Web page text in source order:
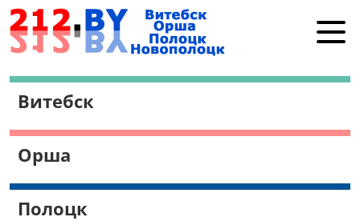
Витебск
Полоцк
Работа в Витебске
Витебск
Орша
Полоцк